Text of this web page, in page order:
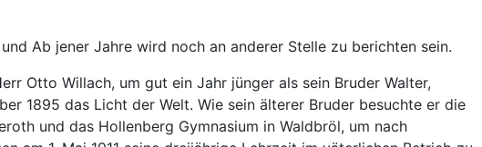
Ab jener Jahre wird noch an anderer Stelle zu berichten sein.
Otto Willach, um gut ein Jahr jünger als sein Bruder Walter,
1895 das Licht der Welt. Wie sein älterer Bruder besuchte er die
und das Hollenberg Gymnasium in Waldbröl, um nach